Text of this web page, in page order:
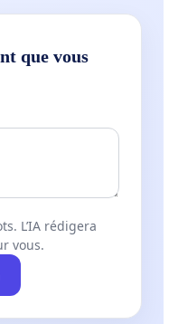
des changements
système de
Revoir ou
de bus dans le
et derniers
de nuit et
que vous
L’IA rédigera
vous.